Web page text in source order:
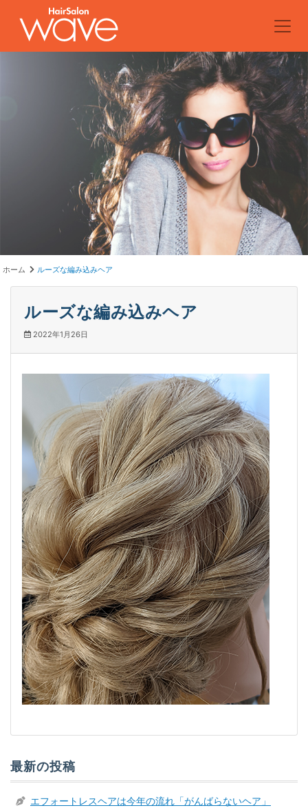
ホーム ルーズな編み込みヘア
ルーズな編み込みヘア
2022年1月26日
最新の投稿
エフォートレスヘアは今年の流れ「がんばらないヘア」